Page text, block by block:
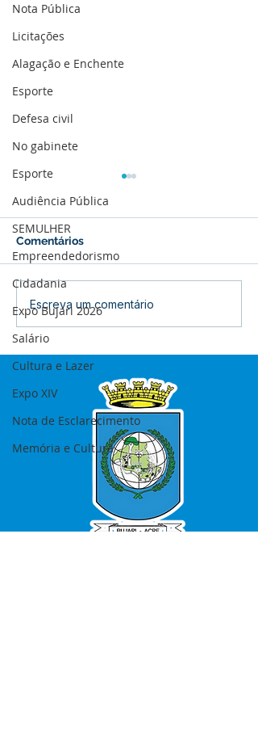
Nota Pública
Licitações
Alagação e Enchente
Esporte
Defesa civil
No gabinete
Esporte
Audiência Pública
SEMULHER
Empreendedorismo
Cidadania
Expo Bujari 2026
Salário
Cultura e Lazer
Expo XIV
Nota de Esclarecimento
Memória e Cultura
12 de junho: Feliz Dia
dos Namorados!
Comentários
Escreva um comentário